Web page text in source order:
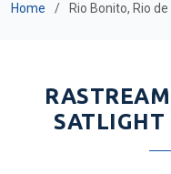
Home Rio Bonito, Rio